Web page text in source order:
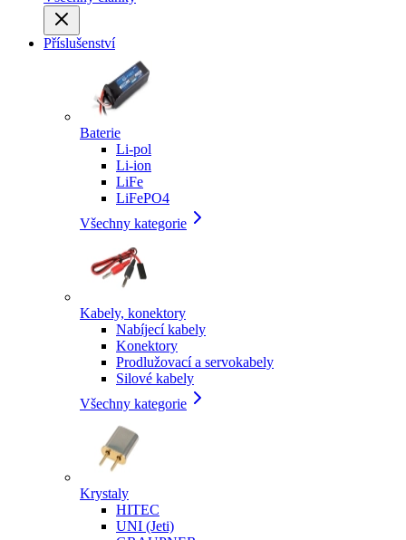
Příslušenství
Baterie
Li-pol
Li-ion
LiFe
LiFePO4
Všechny kategorie
Kabely, konektory
Nabíjecí kabely
Konektory
Prodlužovací a servokabely
Silové kabely
Všechny kategorie
Krystaly
HITEC
UNI (Jeti)